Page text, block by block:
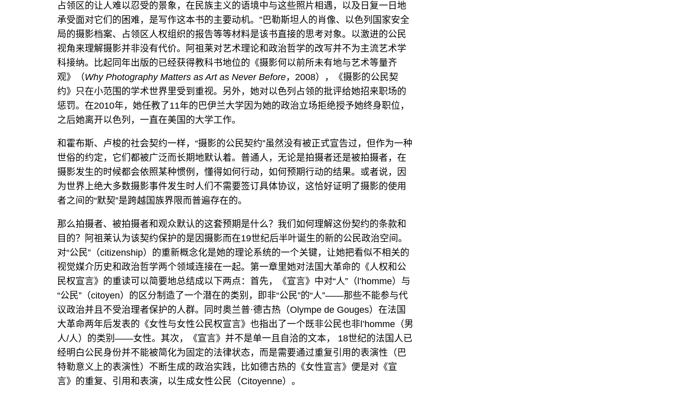
占领区的让人难以忍受的景象，在民族主义的语境中与这些照片相遇，以及日复一日地
承受面对它们的困难，是写作这本书的主要动机。”巴勒斯坦人的肖像、以色列国家安全
局的摄影档案、占领区人权组织的报告等等材料是该书直接的思考对象。以激进的公民
视角来理解摄影并非没有代价。阿祖莱对艺术理论和政治哲学的改写并不为主流艺术学
科接纳。比起同年出版的已经获得教科书地位的《摄影何以前所未有地与艺术等量齐
观》（Why Photography Matters as Art as Never Before，2008），《摄影的公民契
约》只在小范围的学术世界里受到重视。另外，她对以色列占领的批评给她招来职场的
惩罚。在2010年，她任教了11年的巴伊兰大学因为她的政治立场拒绝授予她终身职位，
之后她离开以色列，一直在美国的大学工作。
和霍布斯、卢梭的社会契约一样，“摄影的公民契约”虽然没有被正式宣告过，但作为一种
世俗的约定，它们都被广泛而长期地默认着。普通人，无论是拍摄者还是被拍摄者，在
摄影发生的时候都会依照某种惯例，懂得如何行动，如何预期行动的结果。或者说，因
为世界上绝大多数摄影事件发生时人们不需要签订具体协议，这恰好证明了摄影的使用
者之间的“默契”是跨越国族界限而普遍存在的。
那么拍摄者、被拍摄者和观众默认的这套预期是什么？我们如何理解这份契约的条款和
目的？阿祖莱认为该契约保护的是因摄影而在19世纪后半叶诞生的新的公民政治空间。
对“公民”（citizenship）的重新概念化是她的理论系统的一个关键，让她把看似不相关的
视觉媒介历史和政治哲学两个领域连接在一起。第一章里她对法国大革命的《人权和公
民权宣言》的重读可以简要地总结成以下两点：首先，《宣言》中对“人”（l’homme）与
“公民”（citoyen）的区分制造了一个潜在的类别，即非“公民”的“人”——那些不能参与代
议政治并且不受治理者保护的人群。同时奥兰普·德古热（Olympe de Gouges）在法国
大革命两年后发表的《女性与女性公民权宣言》也指出了一个既非公民也非l’homme（男
人/人）的类别——女性。其次，《宣言》并不是单一且自洽的文本， 18世纪的法国人已
经明白公民身份并不能被简化为固定的法律状态，而是需要通过重复引用的表演性（巴
特勒意义上的表演性）不断生成的政治实践，比如德古热的《女性宣言》便是对《宣
言》的重复、引用和表演，以生成女性公民（Citoyenne）。